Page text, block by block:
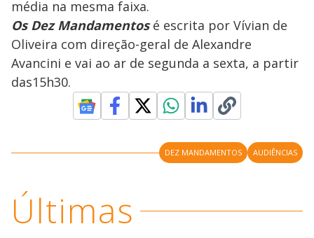
média na mesma faixa.
Os Dez Mandamentosé escrita por Vívian de
Oliveira com direção-geral de Alexandre
Avancini e vai ao ar de segunda a sexta, a partir
das15h30.
DEZ MANDAMENTOS AUDIÊNCIAS
Últimas